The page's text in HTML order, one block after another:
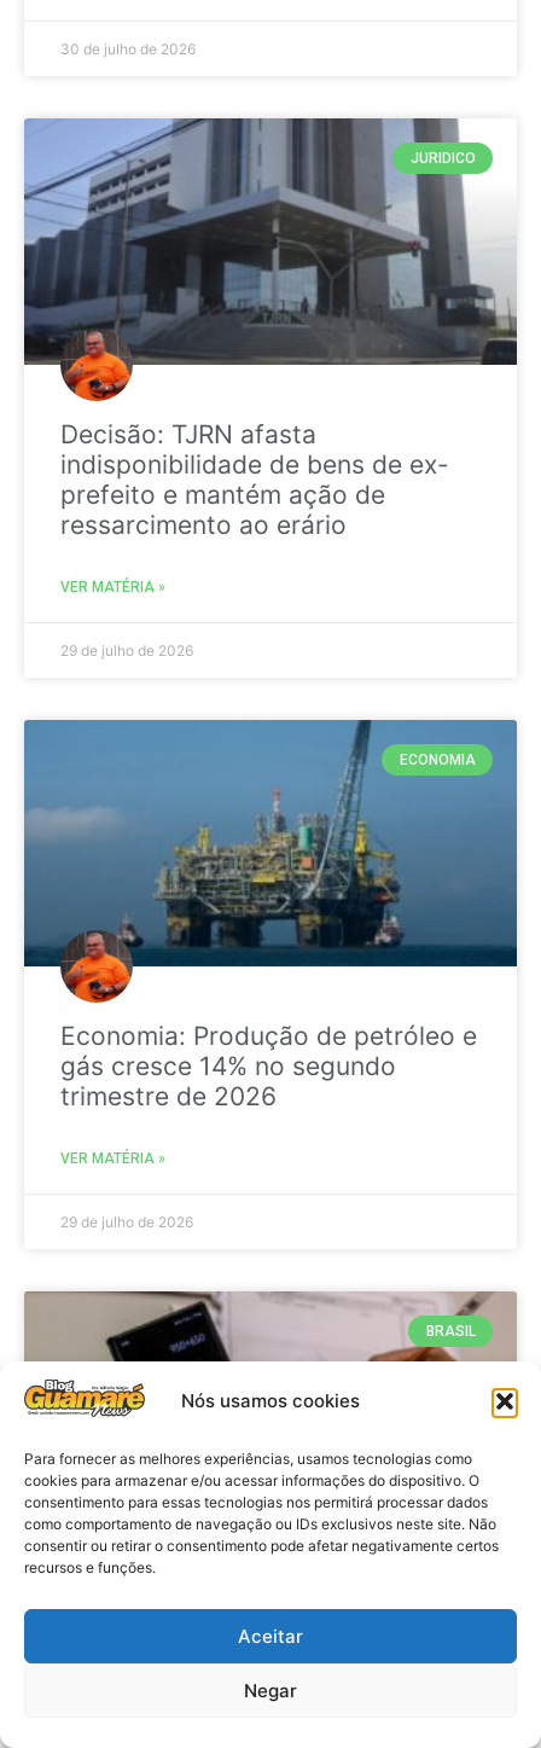
Nós usamos cookies
Para fornecer as melhores experiências, usamos tecnologias como
cookies para armazenar e/ou acessar informações do dispositivo. O
consentimento para essas tecnologias nos permitirá processar dados
como comportamento de navegação ou IDs exclusivos neste site. Não
consentir ou retirar o consentimento pode afetar negativamente certos
recursos e funções.
Aceitar
Negar
30 de julho de 2026
JURIDICO
Decisão: TJRN afasta
indisponibilidade de bens de ex-
prefeito e mantém ação de
ressarcimento ao erário
VER MATÉRIA »
29 de julho de 2026
ECONOMIA
Economia: Produção de petróleo e
gás cresce 14% no segundo
trimestre de 2026
VER MATÉRIA »
29 de julho de 2026
BRASIL
Economia: Prazo de adesão ao
Programa Desenrola 2.0 é
prorrogado